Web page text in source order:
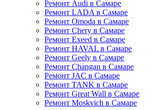
Ремонт Audi в Самаре
Ремонт LADA в Самаре
Ремонт Omoda в Самаре
Ремонт Chery в Самаре
Ремонт Exeed в Самаре
Ремонт HAVAL в Самаре
Ремонт Geely в Самаре
Ремонт Changan в Самаре
Ремонт JAC в Самаре
Ремонт TANK в Самаре
Ремонт Great Wall в Самаре
Ремонт Moskvich в Самаре